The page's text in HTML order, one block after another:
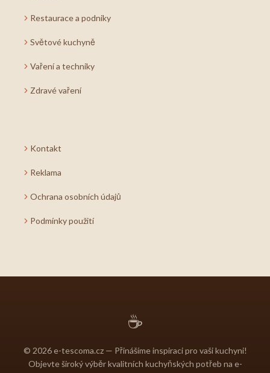
Restaurace a podniky
Světové kuchyně
Vaření a techniky
Zdravé vaření
Kontakt
Reklama
Ochrana osobních údajů
Podmínky použití
☕
© 2026 e-tescoma.cz — Přinášíme inspiraci pro vaši kuchyni!
Objevte široký výběr kvalitních kuchyňských potřeb na e-